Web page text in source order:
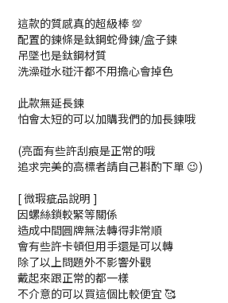
這款的質感真的超級棒 💯
配置的鍊條是鈦鋼蛇骨鍊/盒子鍊
吊墜也是鈦鋼材質
洗澡碰水碰汗都不用擔心會掉色
此款無延長鍊
怕會太短的可以加購我們的加長鍊哦
(亮面有些許刮痕是正常的哦
追求完美的高標者請自己斟酌下單 😉)
[ 微瑕疵品說明 ]
因螺絲鎖較緊等關係
造成中間圓牌無法轉得非常順
會有些許卡頓但用手還是可以轉
除了以上問題外不影響外觀
戴起來跟正常的都一樣
不介意的可以買這個比較便宜 🥰